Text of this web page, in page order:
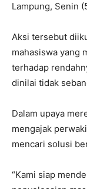
Lampung, Senin
Aksi tersebut
mahasiswa yang
terhadap
dinilai tidak
Dalam upaya
mengajak
mencari solusi
“Kami siap